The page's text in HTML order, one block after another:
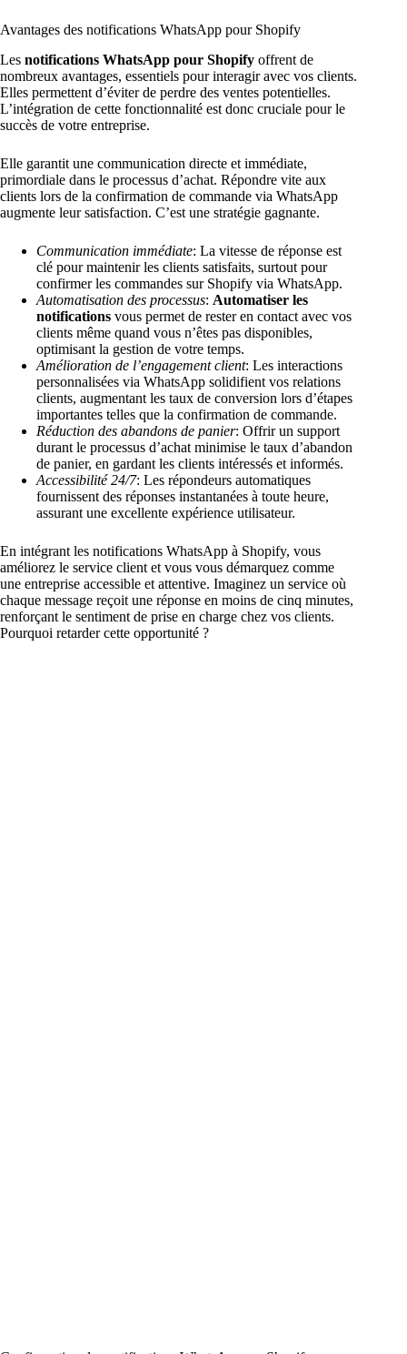
Avantages des notifications WhatsApp pour Shopify
Les notifications WhatsApp pour Shopify offrent de
nombreux avantages, essentiels pour interagir avec vos clients.
Elles permettent d’éviter de perdre des ventes potentielles.
L’intégration de cette fonctionnalité est donc cruciale pour le
succès de votre entreprise.
Elle garantit une communication directe et immédiate,
primordiale dans le processus d’achat. Répondre vite aux
clients lors de la confirmation de commande via WhatsApp
augmente leur satisfaction. C’est une stratégie gagnante.
Communication immédiate: La vitesse de réponse est
clé pour maintenir les clients satisfaits, surtout pour
confirmer les commandes sur Shopify via WhatsApp.
Automatisation des processus: Automatiser les
notifications vous permet de rester en contact avec vos
clients même quand vous n’êtes pas disponibles,
optimisant la gestion de votre temps.
Amélioration de l’engagement client: Les interactions
personnalisées via WhatsApp solidifient vos relations
clients, augmentant les taux de conversion lors d’étapes
importantes telles que la confirmation de commande.
Réduction des abandons de panier: Offrir un support
durant le processus d’achat minimise le taux d’abandon
de panier, en gardant les clients intéressés et informés.
Accessibilité 24/7: Les répondeurs automatiques
fournissent des réponses instantanées à toute heure,
assurant une excellente expérience utilisateur.
En intégrant les notifications WhatsApp à Shopify, vous
améliorez le service client et vous vous démarquez comme
une entreprise accessible et attentive. Imaginez un service où
chaque message reçoit une réponse en moins de cinq minutes,
renforçant le sentiment de prise en charge chez vos clients.
Pourquoi retarder cette opportunité ?